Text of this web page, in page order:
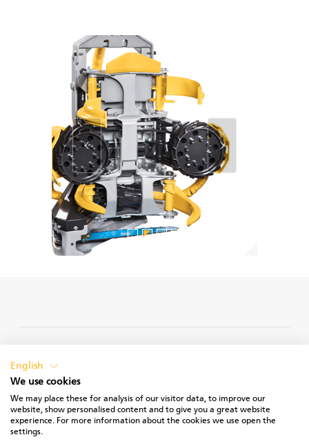
English
We use cookies
We may place these for analysis of our visitor data, to improve our
website, show personalised content and to give you a great website
experience. For more information about the cookies we use open the
settings.